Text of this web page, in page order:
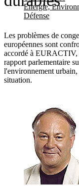
Energie,
Défense
Les problèmes de
européennes sont
accordé à EURACTIV,
rapport parlementaire
l'environnement
situation.